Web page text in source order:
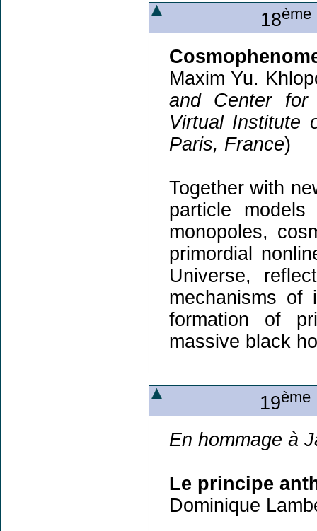
18ème
Maxim Yu.
and Center for
Virtual Institute
Paris, France)
Together with
particle
monopoles,
primordial
Universe,
mechanisms of
formation of
massive black
19ème
En hommage à
Le principe
Dominique